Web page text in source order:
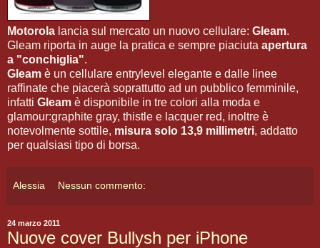
Motorola lancia sul mercato un nuovo cellulare: Gleam.
Gleam riporta in auge la pratica e sempre piaciuta apertura
a "conchiglia".
Gleam è un cellulare entrylevel elegante e dalle linee
raffinate che piacerà soprattutto ad un pubblico femminile,
infatti Gleam è disponibile in tre colori alla moda e
glamour:graphite gray, thistle e lacquer red, inoltre è
notevolmente sottile, misura solo 13,9 millimetri, addatto
per qualsiasi tipo di borsa.
Alessia Nessun commento:
24 marzo 2011
Nuove cover Bullysh per iPhone